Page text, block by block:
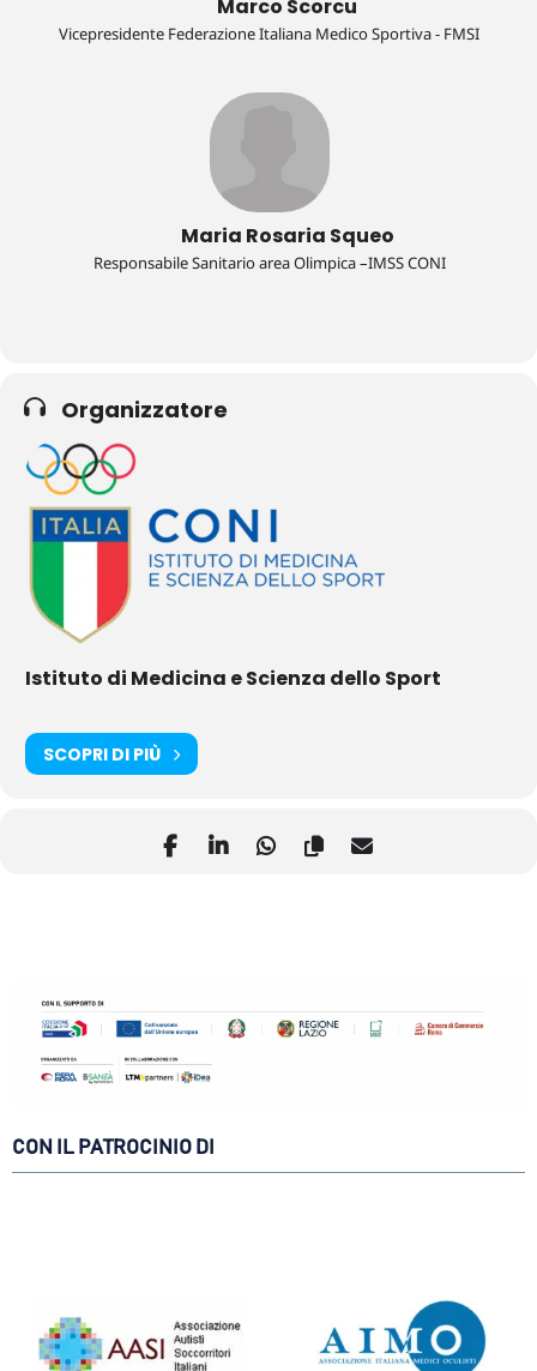
Marco Scorcu
Vicepresidente Federazione Italiana Medico Sportiva - FMSI
Maria Rosaria Squeo
Responsabile Sanitario area Olimpica –IMSS CONI
Organizzatore
Istituto di Medicina e Scienza dello Sport
SCOPRI DI PIÙ
CON IL PATROCINIO DI